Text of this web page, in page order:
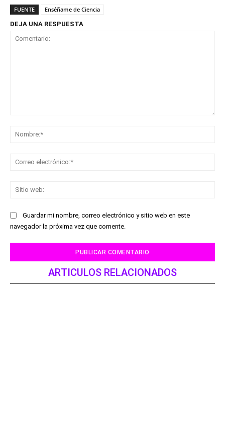
FUENTE
Enséñame de Ciencia
DEJA UNA RESPUESTA
Guardar mi nombre, correo electrónico y sitio web en este
navegador la próxima vez que comente.
ARTICULOS RELACIONADOS